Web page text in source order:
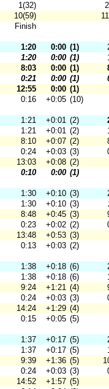
1(32)
10(59)
Finish
1:20 0:00 (1)
1:20 0:00 (1)
8:03
0:00 (1)
0:21
0:00 (1)
12:55
0:00 (1)
0:16
+0:05 (10)
1:21 +0:01 (2)
1:21 +0:01 (2)
8:10
+0:07 (2)
0:24
+0:03 (3)
13:03
+0:08 (2)
0:10
0:00 (1)
1:30 +0:10 (3)
1:30 +0:10 (3)
8:48
+0:45 (3)
0:23
+0:02 (2)
13:48
+0:53 (3)
0:13
+0:03 (2)
1:38 +0:18 (6)
1:38 +0:18 (6)
9:24
+1:21 (4)
0:24
+0:03 (3)
14:24
+1:29 (4)
0:15
+0:05 (5)
1:37 +0:17 (5)
1:37 +0:17 (5)
9:39
+1:36 (5)
0:24
+0:03 (3)
14:52
+1:57 (5)